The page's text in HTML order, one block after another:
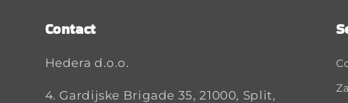
Contact
Hedera d.o.o.
4. Gardijske Brigade 35, 21000, Split,